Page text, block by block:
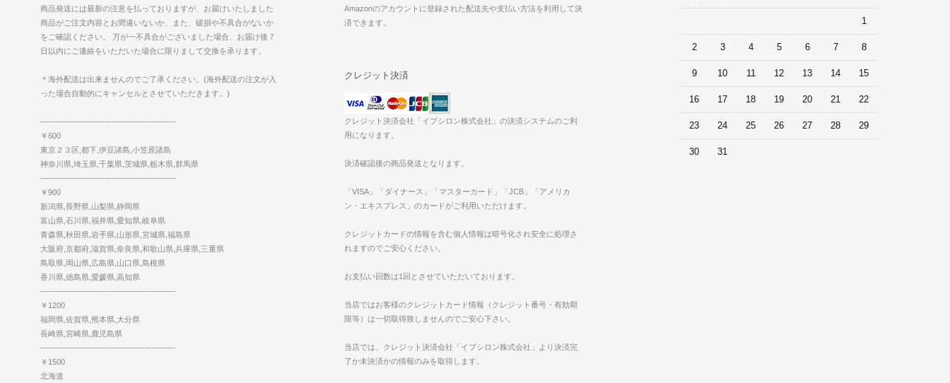
商品発送には最新の注意を払っておりますが、お届けいたしました
商品がご注文内容とお間違いないか、また、破損や不具合がないか
をご確認ください。 万が一不具合がございました場合、お届け後７
日以内にご連絡をいただいた場合に限りまして交換を承ります。
＊海外配送は出来ませんのでご了承ください。(海外配送の注文が入
った場合自動的にキャンセルとさせていただきます。)
------------------------------------------------
￥600
東京２３区,都下,伊豆諸島,小笠原諸島
神奈川県,埼玉県,千葉県,茨城県,栃木県,群馬県
------------------------------------------------
￥900
新潟県,長野県,山梨県,静岡県
富山県,石川県,福井県,愛知県,岐阜県
青森県,秋田県,岩手県,山形県,宮城県,福島県
大阪府,京都府,滋賀県,奈良県,和歌山県,兵庫県,三重県
鳥取県,岡山県,広島県,山口県,島根県
香川県,徳島県,愛媛県,高知県
------------------------------------------------
￥1200
福岡県,佐賀県,熊本県,大分県
長崎県,宮崎県,鹿児島県
------------------------------------------------
￥1500
北海道
Amazonのアカウントに登録された配送先や支払い方法を利用して決
済できます。
クレジット決済
クレジット決済会社「イプシロン株式会社」の決済システムのご利
用になります。
決済確認後の商品発送となります。
「VISA」「ダイナース」「マスターカード」「JCB」「アメリカ
ン・エキスプレス」のカードがご利用いただけます。
クレジットカードの情報を含む個人情報は暗号化され安全に処理さ
れますのでご安心ください。
お支払い回数は1回とさせていただいております。
当店ではお客様のクレジットカード情報（クレジット番号・有効期
限等）は一切取得致しませんのでご安心下さい。
当店では、クレジット決済会社「イプシロン株式会社」より決済完
了か未決済かの情報のみを取得します。
1
2 3 4 5 6 7 8
9 10 11 12 13 14 15
16 17 18 19 20 21 22
23 24 25 26 27 28 29
30 31